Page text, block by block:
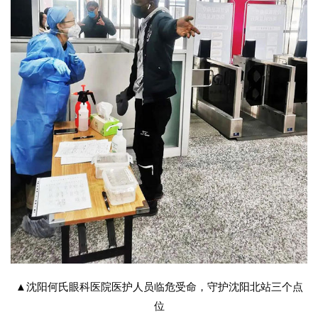
▲沈阳何氏眼科医院医护人员临危受命，守护沈阳北站三个点
位